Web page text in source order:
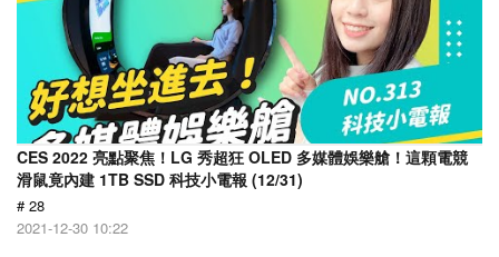
CES 2022 亮點聚焦！LG 秀超狂 OLED 多媒體娛樂艙！這顆電競
滑鼠竟內建 1TB SSD 科技小電報 (12/31)
# 28
2021-12-30 10:22